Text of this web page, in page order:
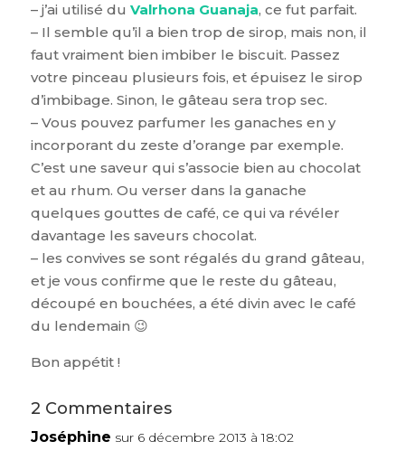
– j’ai utilisé du Valrhona Guanaja, ce fut parfait.
– Il semble qu’il a bien trop de sirop, mais non, il
faut vraiment bien imbiber le biscuit. Passez
votre pinceau plusieurs fois, et épuisez le sirop
d’imbibage. Sinon, le gâteau sera trop sec.
– Vous pouvez parfumer les ganaches en y
incorporant du zeste d’orange par exemple.
C’est une saveur qui s’associe bien au chocolat
et au rhum. Ou verser dans la ganache
quelques gouttes de café, ce qui va révéler
davantage les saveurs chocolat.
– les convives se sont régalés du grand gâteau,
et je vous confirme que le reste du gâteau,
découpé en bouchées, a été divin avec le café
du lendemain 😉
Bon appétit !
2 Commentaires
Joséphine sur 6 décembre 2013 à 18:02